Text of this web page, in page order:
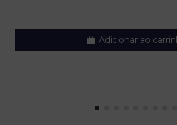
Adicionar ao